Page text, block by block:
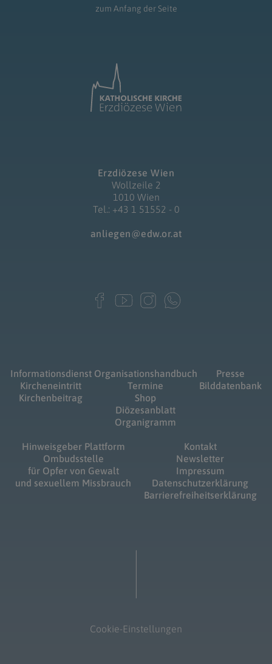
zum Anfang der Seite
Erzdiözese Wien
Wollzeile 2
1010 Wien
Tel.: +43 1 51552 - 0
anliegen@edw.or.at
Informationsdienst
Kircheneintritt
Kirchenbeitrag
Organisationshandbuch
Termine
Shop
Diözesanblatt
Organigramm
Presse
Bilddatenbank
Hinweisgeber Plattform
Ombudsstelle
für Opfer von Gewalt
und sexuellem Missbrauch
Kontakt
Newsletter
Impressum
Datenschutzerklärung
Barrierefreiheitserklärung
Cookie-Einstellungen